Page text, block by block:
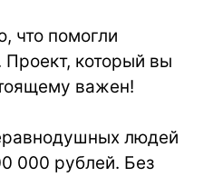
что помогли
который вы
важен!
людей
000 рублей. Без